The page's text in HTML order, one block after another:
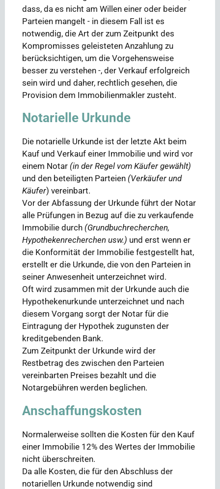
dass, da es nicht am Willen einer oder beider
Parteien mangelt - in diesem Fall ist es
notwendig, die Art der zum Zeitpunkt des
Kompromisses geleisteten Anzahlung zu
berücksichtigen, um die Vorgehensweise
besser zu verstehen -, der Verkauf erfolgreich
sein wird und daher, rechtlich gesehen, die
Provision dem Immobilienmakler zusteht.
Notarielle Urkunde
Die notarielle Urkunde ist der letzte Akt beim
Kauf und Verkauf einer Immobilie und wird vor
einem Notar (in der Regel vom Käufer gewählt)
und den beteiligten Parteien (Verkäufer und
Käufer) vereinbart.
Vor der Abfassung der Urkunde führt der Notar
alle Prüfungen in Bezug auf die zu verkaufende
Immobilie durch (Grundbuchrecherchen,
Hypothekenrecherchen usw.) und erst wenn er
die Konformität der Immobilie festgestellt hat,
erstellt er die Urkunde, die von den Parteien in
seiner Anwesenheit unterzeichnet wird.
Oft wird zusammen mit der Urkunde auch die
Hypothekenurkunde unterzeichnet und nach
diesem Vorgang sorgt der Notar für die
Eintragung der Hypothek zugunsten der
kreditgebenden Bank.
Zum Zeitpunkt der Urkunde wird der
Restbetrag des zwischen den Parteien
vereinbarten Preises bezahlt und die
Notargebühren werden beglichen.
Anschaffungskosten
Normalerweise sollten die Kosten für den Kauf
einer Immobilie 12% des Wertes der Immobilie
nicht überschreiten.
Da alle Kosten, die für den Abschluss der
notariellen Urkunde notwendig sind